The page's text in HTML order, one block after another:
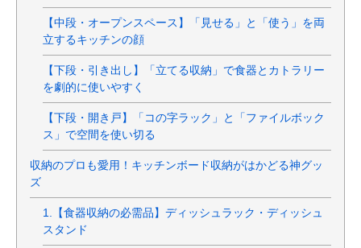
【中段・オープンスペース】「見せる」と「使う」を両
立するキッチンの顔
【下段・引き出し】「立てる収納」で食器とカトラリー
を劇的に使いやすく
【下段・開き戸】「コの字ラック」と「ファイルボック
ス」で空間を使い切る
収納のプロも愛用！キッチンボード収納がはかどる神グッ
ズ
1.【食器収納の必需品】ディッシュラック・ディッシュ
スタンド